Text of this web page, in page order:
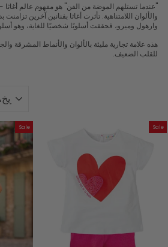
"عندما تستلهم الموضة من الفن" هو مفهوم عالم أغاثا
والألوان اللامتناهية. تأثرت أغاثا بفنانين آخرين تزامنت
وارهول وميرو، فحققت أسلوبًا شخصيًا للغاية، وهو
هذه علامة تجارية مليئة بالألوان والأنماط المشرقة
للقلب الضعيف.
Sale Sale